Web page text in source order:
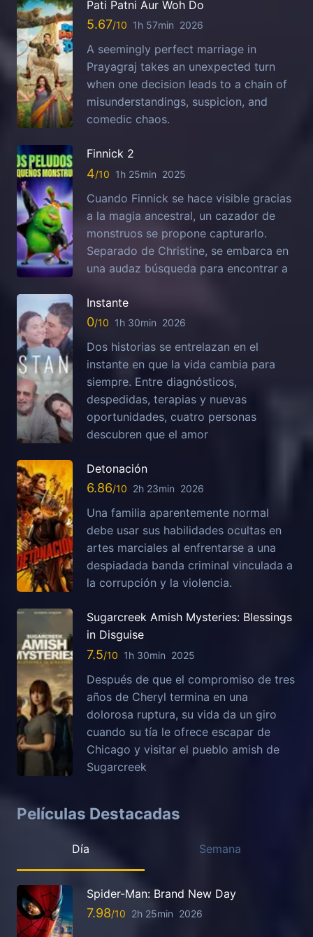
Pati Patni Aur Woh Do
5.67 1h 57min 2026
A seemingly perfect marriage in
Prayagraj takes an unexpected turn
when one decision leads to a chain of
misunderstandings, suspicion, and
comedic chaos.
Finnick 2
4 1h 25min 2025
Cuando Finnick se hace visible gracias
a la magia ancestral, un cazador de
monstruos se propone capturarlo.
Separado de Christine, se embarca en
una audaz búsqueda para encontrar a
Instante
0 1h 30min 2026
Dos historias se entrelazan en el
instante en que la vida cambia para
siempre. Entre diagnósticos,
despedidas, terapias y nuevas
oportunidades, cuatro personas
descubren que el amor
Detonación
6.86 2h 23min 2026
Una familia aparentemente normal
debe usar sus habilidades ocultas en
artes marciales al enfrentarse a una
despiadada banda criminal vinculada a
la corrupción y la violencia.
Sugarcreek Amish Mysteries: Blessings
in Disguise
7.5 1h 30min 2025
Después de que el compromiso de tres
años de Cheryl termina en una
dolorosa ruptura, su vida da un giro
cuando su tía le ofrece escapar de
Chicago y visitar el pueblo amish de
Sugarcreek
Películas Destacadas
Día Semana
Spider-Man: Brand New Day
7.98 2h 25min 2026